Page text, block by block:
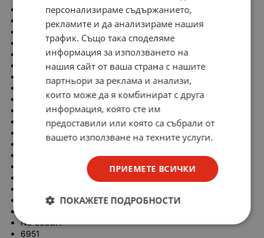
3707FC
9505BH
N9 500N
9520B
3708FC
N9 503BH
6951
персонализираме съдържанието,
рекламите и да анализираме нашия
трафик. Също така споделяме
информация за използването на
нашия сайт от ваша страна с нашите
партньори за реклама и анализи,
които може да я комбинират с друга
информация, която сте им
предоставили или която са събрали от
вашето използване на техните услуги.
ПРИЕМЕТЕ ВСИЧКИ
ПОКАЖЕТЕ ПОДРОБНОСТИ